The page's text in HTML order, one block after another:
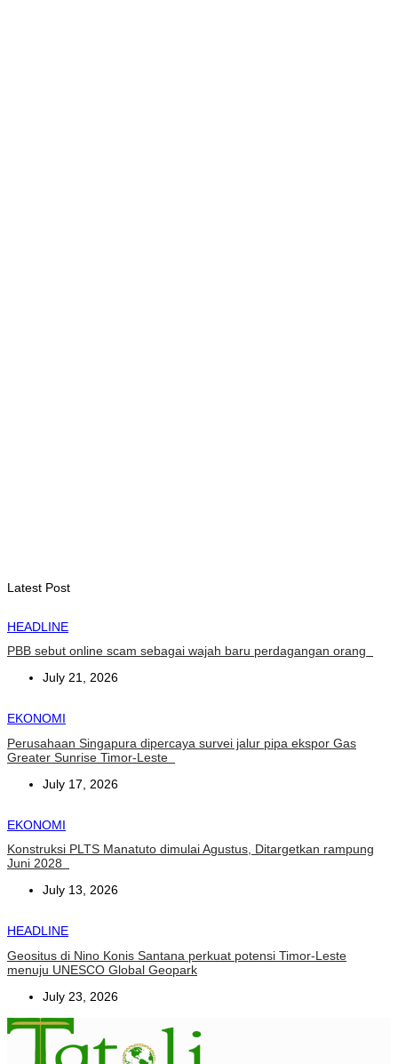
Latest Post
HEADLINE
PBB sebut online scam sebagai wajah baru perdagangan orang
July 21, 2026
EKONOMI
Perusahaan Singapura dipercaya survei jalur pipa ekspor Gas
Greater Sunrise Timor-Leste
July 17, 2026
EKONOMI
Konstruksi PLTS Manatuto dimulai Agustus, Ditargetkan rampung
Juni 2028
July 13, 2026
HEADLINE
Geositus di Nino Konis Santana perkuat potensi Timor-Leste
menuju UNESCO Global Geopark
July 23, 2026